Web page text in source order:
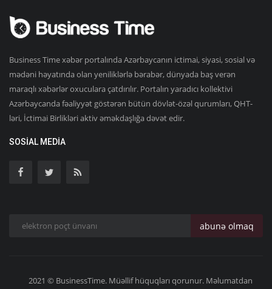
Business Time xəbər portalında Azərbaycanın ictimai, siyasi, sosial və
mədəni həyatında olan yeniliklərlə bərabər, dünyada baş verən
maraqlı xəbərlər oxuculara çatdırılır. Portalın yaradıcı kollektivi
Azərbaycanda fəaliyyət göstərən bütün dövlət-özəl qurumları, QHT-
ləri, İctimai Birlikləri aktiv əməkdaşlığa dəvət edir.
SOSIAL MEDIA
abunə olmaq
2021 © BusinessTime. Müəllif hüquqları qorunur. Məlumatdan